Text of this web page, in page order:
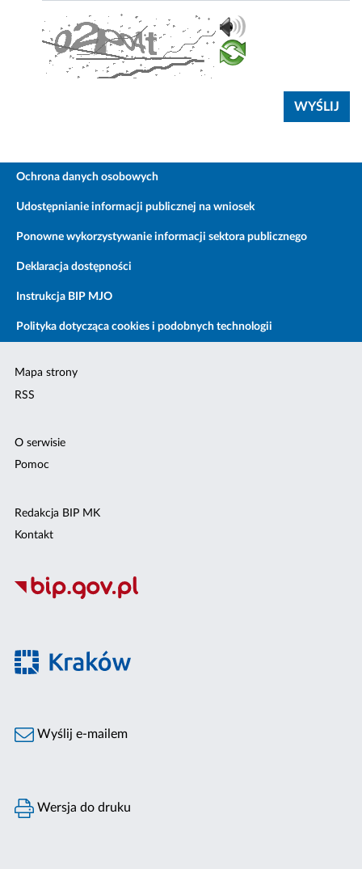
Ochrona danych osobowych
Udostępnianie informacji publicznej na wniosek
Ponowne wykorzystywanie informacji sektora publicznego
Deklaracja dostępności
Instrukcja BIP MJO
Polityka dotycząca cookies i podobnych technologii
Mapa strony
RSS
O serwisie
Pomoc
Redakcja BIP MK
Kontakt
Wyślij e-mailem
Wersja do druku